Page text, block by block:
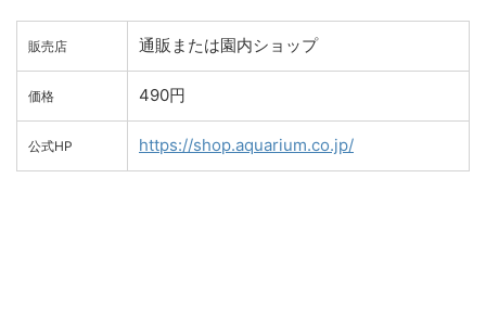
販売店 通販または園内ショップ
価格 490円
公式HP https://shop.aquarium.co.jp/